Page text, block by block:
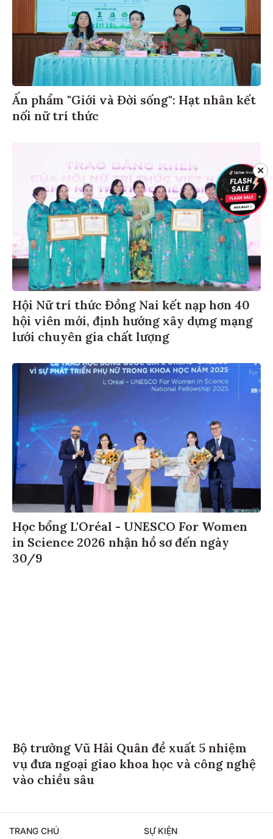
Ấn phẩm "Giới và Đời sống": Hạt nhân kết
nối nữ trí thức
Hội Nữ trí thức Đồng Nai kết nạp hơn 40
hội viên mới, định hướng xây dựng mạng
lưới chuyên gia chất lượng
Học bổng L'Oréal - UNESCO For Women
in Science 2026 nhận hồ sơ đến ngày
30/9
Bộ trưởng Vũ Hải Quân đề xuất 5 nhiệm
vụ đưa ngoại giao khoa học và công nghệ
vào chiều sâu
TRANG CHỦ SỰ KIỆN
✕